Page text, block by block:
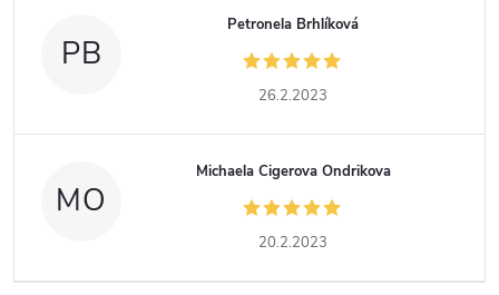
PB
Petronela Brhlíková
26.2.2023
MO
Michaela Cigerova Ondrikova
20.2.2023